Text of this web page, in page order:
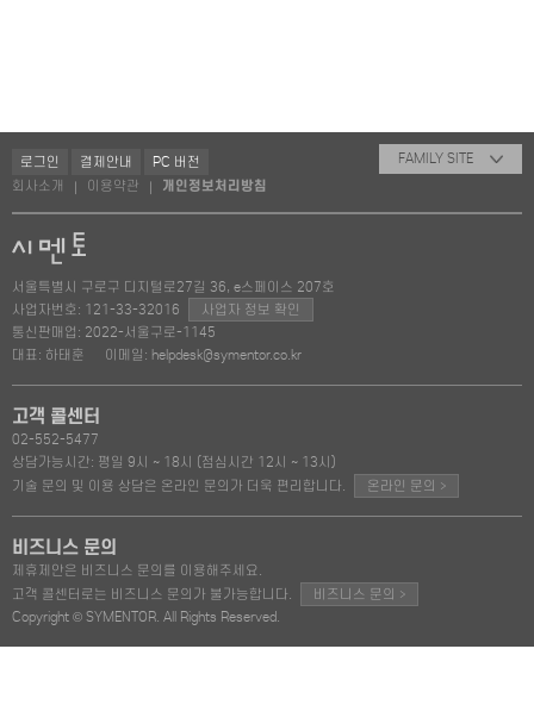
로그인 결제안내
PC 버전
회사소개
이용약관 개인정보처리방침
FAMILY SITE
서울특별시 구로구 디지털로27길 36, e스페이스 207호
사업자번호: 121-33-32016
사업자 정보 확인
통신판매업: 2022-서울구로-1145
대표: 하태훈
이메일: helpdesk@symentor.co.kr
고객 콜센터
02-552-5477
상담가능시간: 평일 9시 ~ 18시 (점심시간 12시 ~ 13시)
기술 문의 및 이용 상담은 온라인 문의가 더욱 편리합니다.
온라인 문의 >
비즈니스 문의
제휴제안은 비즈니스 문의를 이용해주세요.
고객 콜센터로는 비즈니스 문의가 불가능합니다.
비즈니스 문의 >
Copyright © SYMENTOR. All Rights Reserved.